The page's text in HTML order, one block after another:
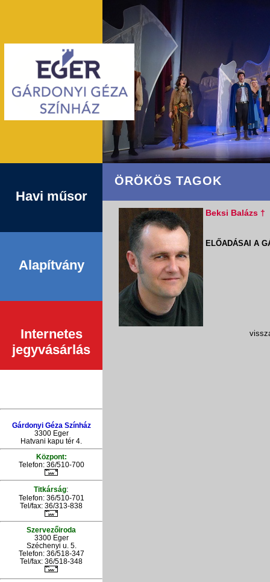
Havi műsor
Alapítvány
Internetes
jegyvásárlás
Gárdonyi Géza Színház
3300 Eger
Hatvani kapu tér 4.
Központ:
Telefon: 36/510-700
Titkárság:
Telefon: 36/510-701
Tel/fax: 36/313-838
Szervezőiroda
3300 Eger
Széchenyi u. 5.
Telefon: 36/518-347
Tel/fax: 36/518-348
ÖRÖKÖS TAGOK
Beksi Balázs †
ELŐADÁSAI A